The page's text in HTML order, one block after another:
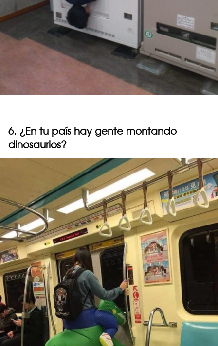
6. ¿En tu país hay gente montando
dinosaurios?